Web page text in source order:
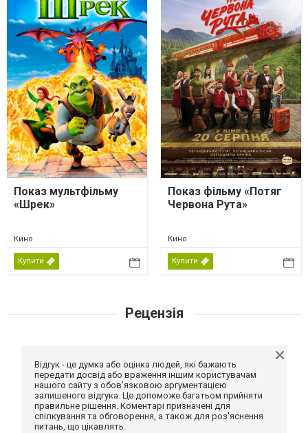
Показ мультфільму
«Шрек»
Кино
Купити
Показ фільму «Потяг
Червона Рута»
Кино
Купити
Рецензія
Відгук - це думка або оцінка людей, які бажають
передати досвід або враження іншим користувачам
нашого сайту з обов'язковою аргументацією
залишеного відгука. Це допоможе багатьом прийняти
правильне рішення. Коментарі призначені для
спілкування та обговорення, а також для роз'яснення
питань, що цікавлять.